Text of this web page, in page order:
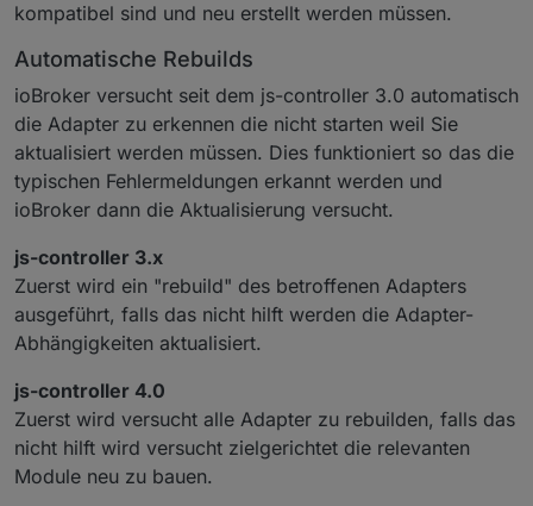
kompatibel sind und neu erstellt werden müssen.
Automatische Rebuilds
ioBroker versucht seit dem js-controller 3.0 automatisch
die Adapter zu erkennen die nicht starten weil Sie
aktualisiert werden müssen. Dies funktioniert so das die
typischen Fehlermeldungen erkannt werden und
ioBroker dann die Aktualisierung versucht.
js-controller 3.x
Zuerst wird ein "rebuild" des betroffenen Adapters
ausgeführt, falls das nicht hilft werden die Adapter-
Abhängigkeiten aktualisiert.
js-controller 4.0
Zuerst wird versucht alle Adapter zu rebuilden, falls das
nicht hilft wird versucht zielgerichtet die relevanten
Module neu zu bauen.